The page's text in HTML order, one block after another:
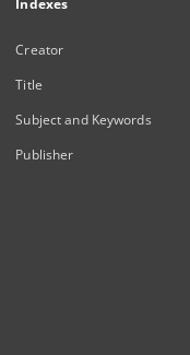
Indexes
Creator
Title
Subject and Keywords
Publisher